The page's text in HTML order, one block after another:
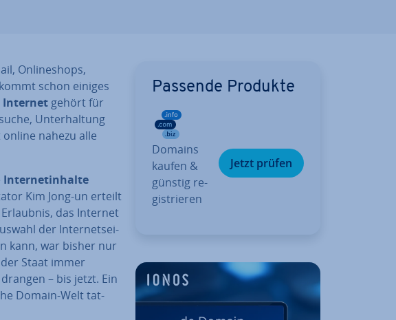
On­line­shops,
schon einiges
Internet gehört für
Un­ter­hal­tung
nahezu alle
In­ter­net­in­hal­te
Kim Jong-un erteilt
das Internet
der In­ter­net­sei­
kann, war bisher nur
Staat immer
– bis jetzt. Ein
Domain-Welt tat­
Passende Produkte
Domains
kaufen &
günstig re­
gis­trie­ren
Jetzt prüfen